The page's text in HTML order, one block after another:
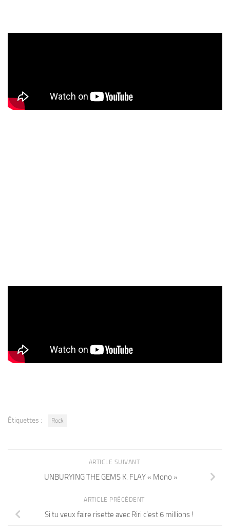
Étiquettes : Rock
ARTICLE SUIVANT
UNBURYING THE GEMS K. FLAY « Mono »
ARTICLE PRÉCÉDENT
Si tu veux faire risette avec Riri c’est 6 millions !